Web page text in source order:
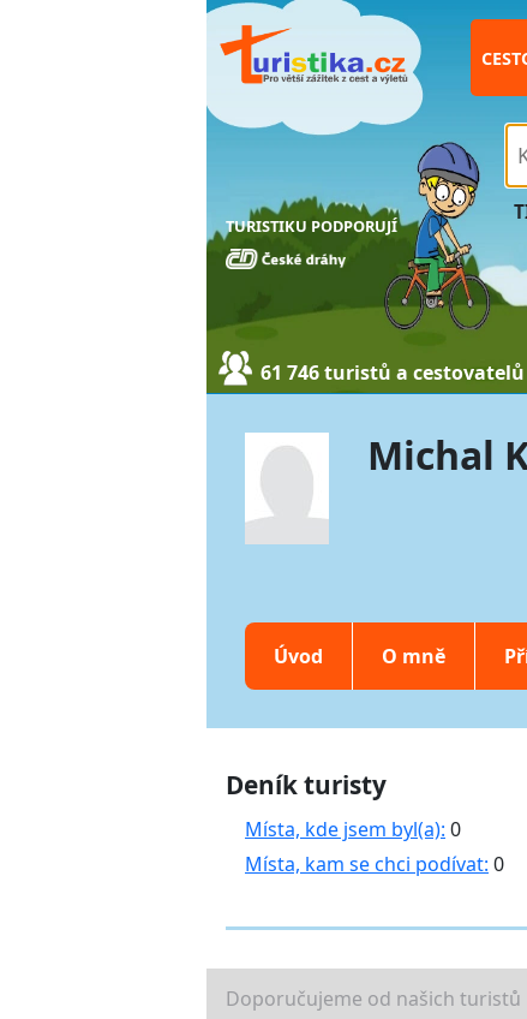
TURISTIKU PODPORUJÍ
61 746 turistů a cestovatelů
Michal
Úvod O mně
Deník turisty
Místa, kde jsem byl(a): 0
Místa, kam se chci podívat: 0
Doporučujeme od našich turistů